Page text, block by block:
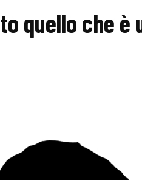
quello che è